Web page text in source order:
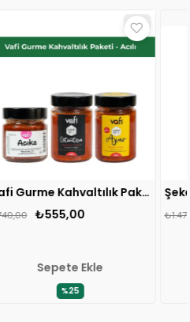
Vafi Gurme Kahvaltılık Paketi – Acılı
₺1.474,00
Sepete Ekle